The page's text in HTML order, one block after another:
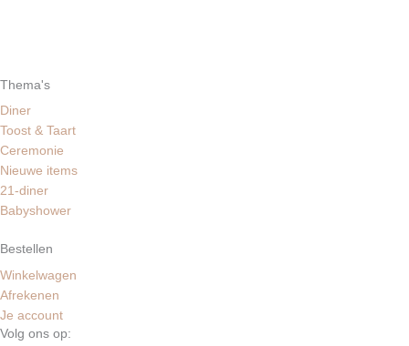
Thema's
Diner
Toost & Taart
Ceremonie
Nieuwe items
21-diner
Babyshower
Bestellen
Winkelwagen
Afrekenen
Je account
Volg ons op: